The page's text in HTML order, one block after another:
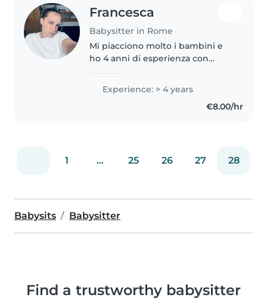
Francesca
Babysitter in Rome
Mi piacciono molto i bambini e
ho 4 anni di esperienza con
adolescenti. Adoro disegnare,
leggere, fare lavoretti manuali e
musica. Sono disponibile per
Experience: > 4 years
€8.00/hr
1 ... 25 26 27 28
Babysits Babysitter
Find a trustworthy babysitter